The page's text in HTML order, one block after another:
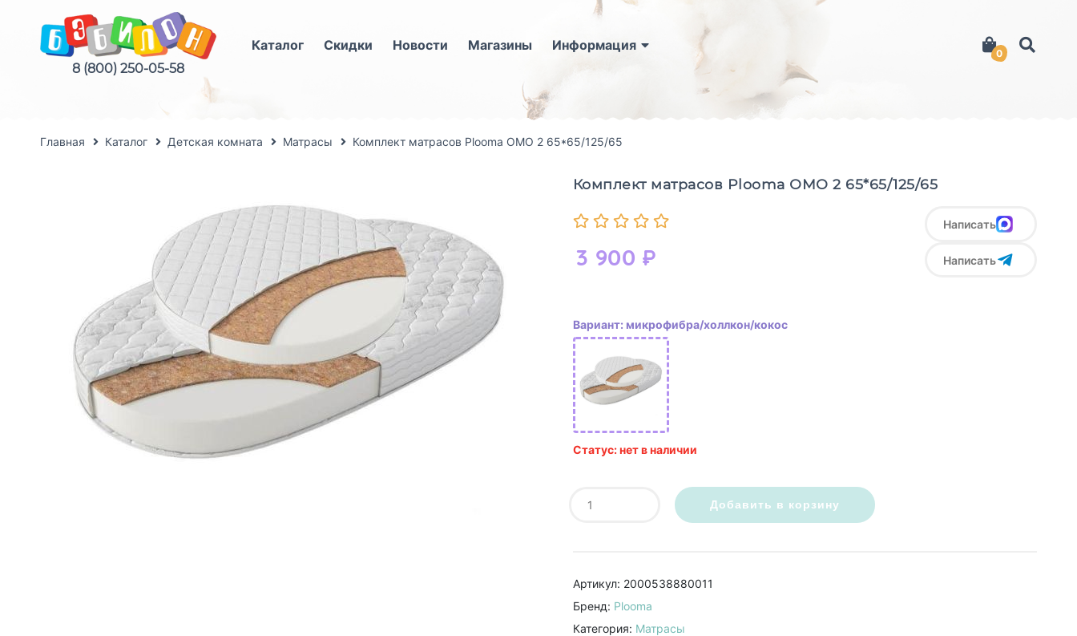
8 (800) 250-05-58
Каталог Скидки Новости Магазины Информация
0
Главная Каталог Детская комната Матрасы Комплект матрасов Plooma ОМО 2 65*65/125/65
Комплект матрасов Plooma ОМО 2 65*65/125/65
3 900 ₽
Написать
Написать
Вариант: микрофибра/холлкон/кокос
Статус: нет в наличии
Добавить в корзину
Артикул: 2000538880011
Бренд: Plooma
Категория: Матрасы